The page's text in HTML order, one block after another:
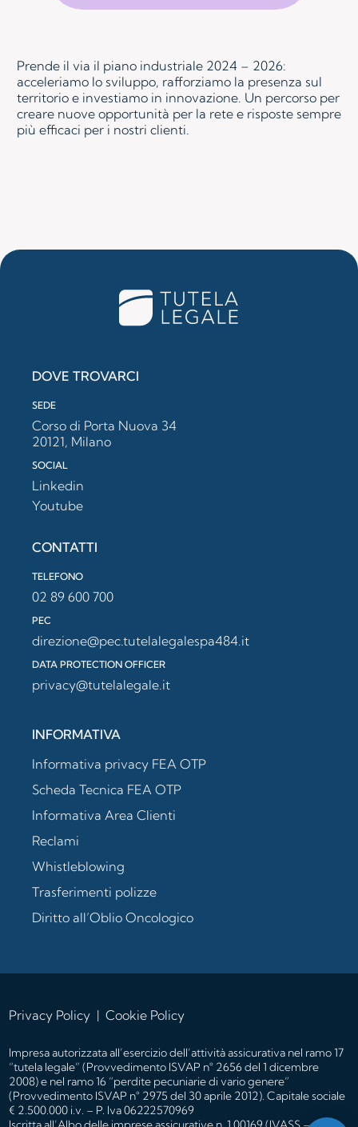
Prende il via il piano industriale 2024 – 2026:
acceleriamo lo sviluppo, rafforziamo la presenza sul
territorio e investiamo in innovazione. Un percorso per
creare nuove opportunità per la rete e risposte sempre
più efficaci per i nostri clienti.
DOVE TROVARCI
SEDE
Corso di Porta Nuova 34
20121, Milano
SOCIAL
Linkedin
Youtube
CONTATTI
TELEFONO
02 89 600 700
PEC
direzione@pec.tutelalegalespa484.it
DATA PROTECTION OFFICER
privacy@tutelalegale.it
INFORMATIVA
Informativa privacy FEA OTP
Scheda Tecnica FEA OTP
Informativa Area Clienti
Reclami
Whistleblowing
Trasferimenti polizze
Diritto all’Oblio Oncologico
Privacy Policy |Cookie Policy
Impresa autorizzata all’esercizio dell’attività assicurativa nel ramo 17
“tutela legale” (Provvedimento ISVAP n° 2656 del 1 dicembre
2008) e nel ramo 16 “perdite pecuniarie di vario genere”
(Provvedimento ISVAP n° 2975 del 30 aprile 2012). Capitale sociale
€ 2.500.000 i.v. – P. Iva 06222570969